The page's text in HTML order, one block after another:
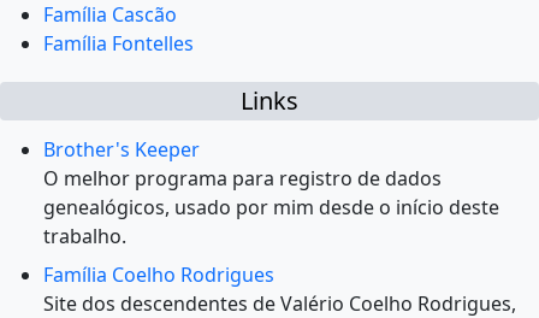
Família Cascão
Família Fontelles
Links
Brother's Keeper
O melhor programa para registro de dados
genealógicos, usado por mim desde o início deste
trabalho.
Família Coelho Rodrigues
Site dos descendentes de Valério Coelho Rodrigues,